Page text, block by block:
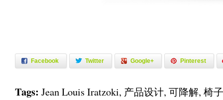
Facebook Twitter Google+ Pinterest
Tags: Jean Louis Iratzoki, 产品设计, 可降解, 椅子